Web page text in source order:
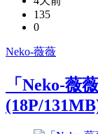
135
0
Neko-薇薇
「Neko-薇
(18P/